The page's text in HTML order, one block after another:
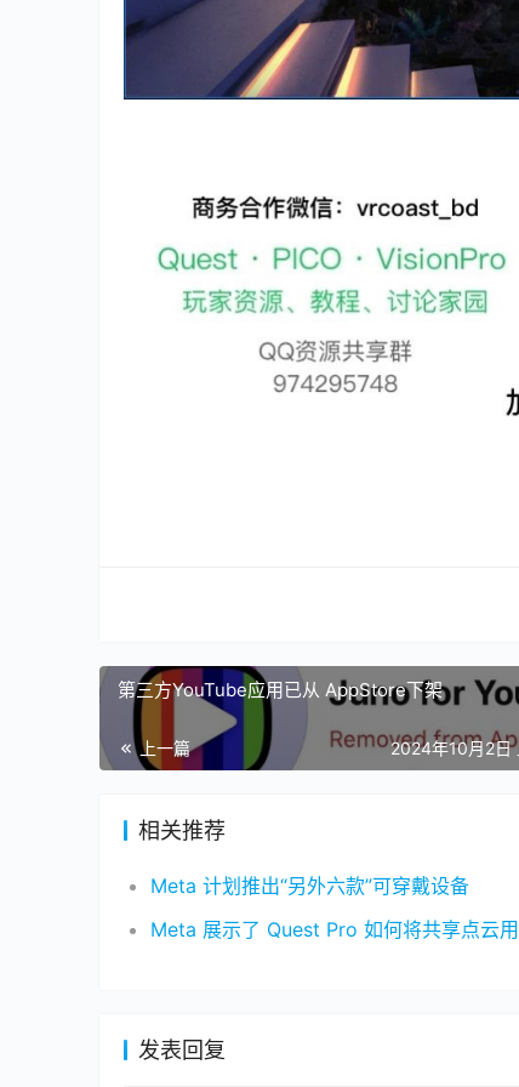
第三方YouTube应用已从 AppStore下架
上一篇 2024年10月2日
相关推荐
Meta 计划推出“另外六款”可穿戴设备
发表回复